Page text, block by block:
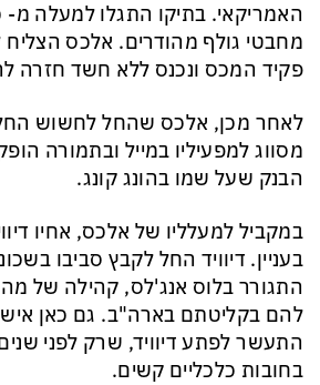
האמריקאי. בתיקו התגלו למעלה מ- 20,000 דולר
מחבטי גולף מהודרים. אלכס
פקיד המכס ונכנס ללא חשד חזרה
לאחר מכן, אלכס שהחל לחשוש
מסווג למפעיליו במייל ובתמורה
הבנק שעל שמו בהונג קונג.
במקביל למעלליו של אלכס, אחיו
בעניין. דיוויד החל לקבץ סביבו
התגורר בלוס אנג'לס, קהילה של
להם בקליטתם בארה"ב. גם כאן
התעשר לפתע דיוויד, שרק לפני
בחובות כלכליים קשים.